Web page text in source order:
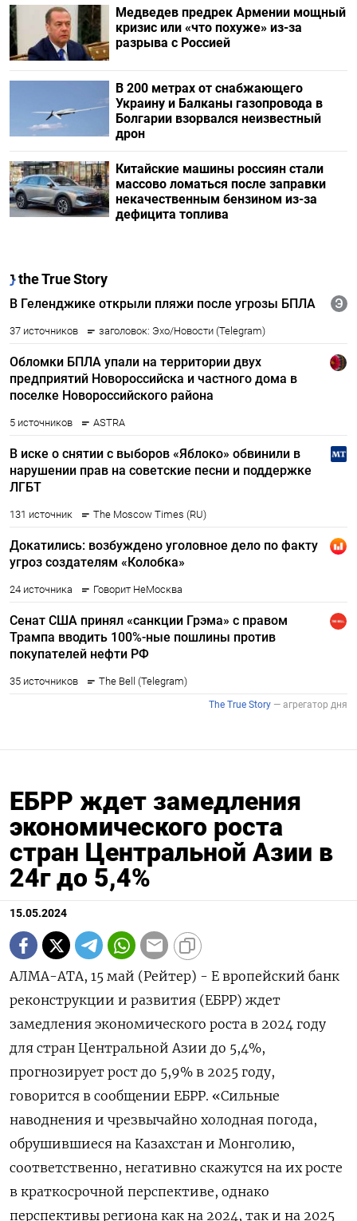
Медведев предрек Армении мощный
кризис или «что похуже» из-за
разрыва с Россией
В 200 метрах от снабжающего
Украину и Балканы газопровода в
Болгарии взорвался неизвестный
дрон
Китайские машины россиян стали
массово ломаться после заправки
некачественным бензином из-за
дефицита топлива
ЕБРР ждет замедления
экономического роста
стран Центральной Азии в
24г до 5,4%
15.05.2024
АЛМА-АТА, 15 май (Рейтер) - Е вропейский банк
реконструкции и развития (ЕБРР) ждет
замедления экономического роста в 2024 году
для стран Центральной Азии до 5,4%,
прогнозирует рост до 5,9% в 2025 году,
говорится в сообщении ЕБРР. «Сильные
наводнения и чрезвычайно холодная погода,
обрушившиеся на Казахстан и Монголию,
соответственно, негативно скажутся на их росте
в краткосрочной перспективе, однако
перспективы региона как на 2024, так и на 2025